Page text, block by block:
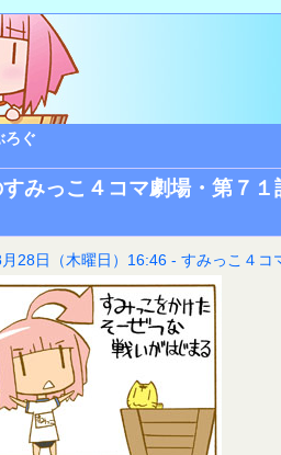
ろぐ
みっこ４コマ劇場・第７
28日（木曜日）16:46 - すみっこ４コ